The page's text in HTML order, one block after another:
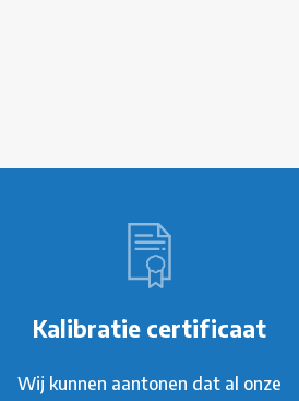
Kalibratie certificaat
Wij kunnen aantonen dat al onze